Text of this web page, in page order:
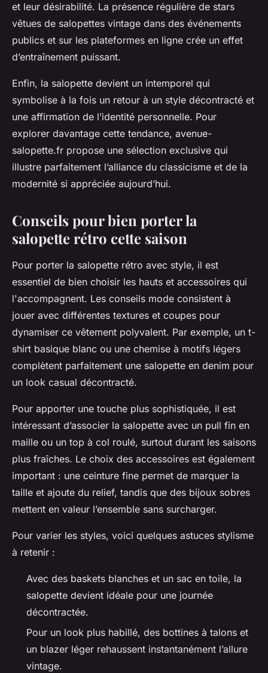
et leur désirabilité. La présence régulière de stars
vêtues de salopettes vintage dans des événements
publics et sur les plateformes en ligne crée un effet
d’entraînement puissant.
Enfin, la salopette devient un intemporel qui
symbolise à la fois un retour à un style décontracté et
une affirmation de l’identité personnelle. Pour
explorer davantage cette tendance, avenue-
salopette.fr propose une sélection exclusive qui
illustre parfaitement l’alliance du classicisme et de la
modernité si appréciée aujourd’hui.
Conseils pour bien porter la
salopette rétro cette saison
Pour porter la salopette rétro avec style, il est
essentiel de bien choisir les hauts et accessoires qui
l'accompagnent. Les conseils mode consistent à
jouer avec différentes textures et coupes pour
dynamiser ce vêtement polyvalent. Par exemple, un t-
shirt basique blanc ou une chemise à motifs légers
complètent parfaitement une salopette en denim pour
un look casual décontracté.
Pour apporter une touche plus sophistiquée, il est
intéressant d’associer la salopette avec un pull fin en
maille ou un top à col roulé, surtout durant les saisons
plus fraîches. Le choix des accessoires est également
important : une ceinture fine permet de marquer la
taille et ajoute du relief, tandis que des bijoux sobres
mettent en valeur l’ensemble sans surcharger.
Pour varier les styles, voici quelques astuces stylisme
à retenir :
Avec des baskets blanches et un sac en toile, la
salopette devient idéale pour une journée
décontractée.
Pour un look plus habillé, des bottines à talons et
un blazer léger rehaussent instantanément l’allure
vintage.